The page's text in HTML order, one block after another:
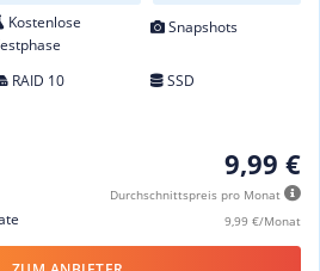
Kostenlose
Snapshots
RAID 10 SSD
9,99 €
Durchschnittspreis pro Monat
9,99 €/Monat